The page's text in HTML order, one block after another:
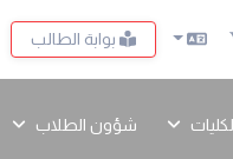
بوابة الطالب
شؤون الطلاب